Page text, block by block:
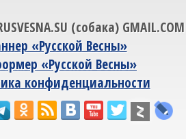
(собака) GMAIL.COM
«Русской Весны»
«Русской Весны»
конфиденциальности